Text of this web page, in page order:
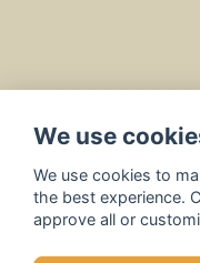
Facebook
We use
We use cookies to
the best experience.
approve all or